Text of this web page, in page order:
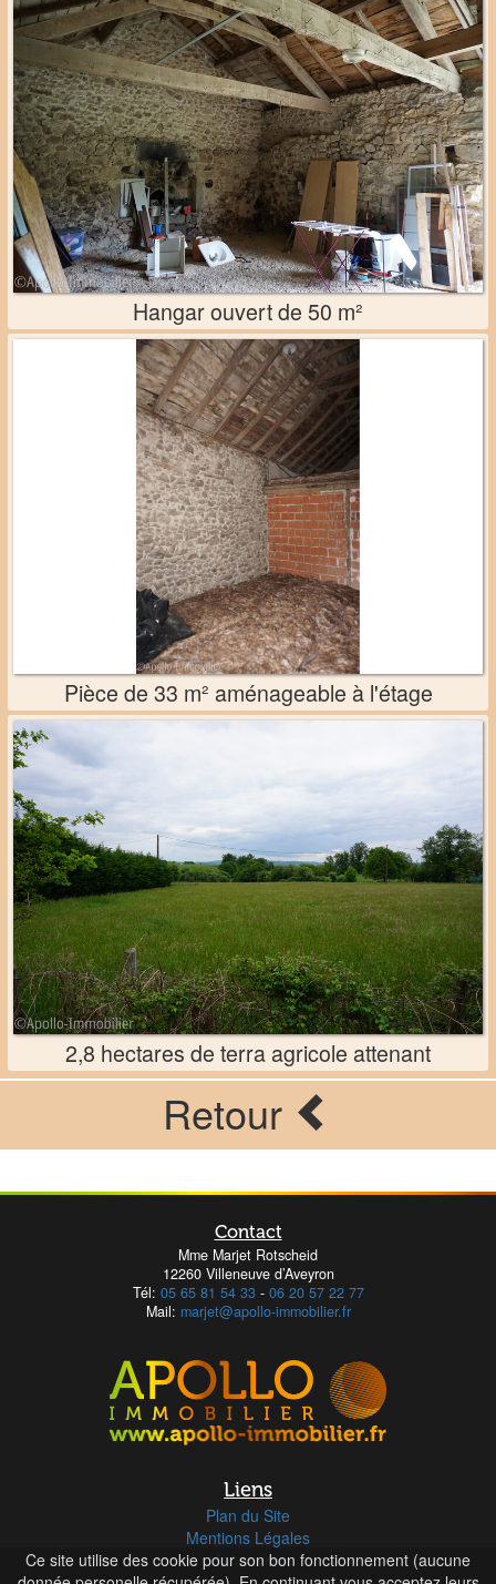
Ce site utilise des cookie pour son bon fonctionnement (aucune
Hangar ouvert de 50 m²
Pièce de 33 m² aménageable à l'étage
2,8 hectares de terra agricole attenant
Retour
Contact
Mme Marjet Rotscheid
12260 Villeneuve d’Aveyron
Tél: 05 65 81 54 33- 06 20 57 22 77
Mail: marjet@apollo-immobilier.fr
Liens
Plan du Site
Mentions Légales
Honoraires